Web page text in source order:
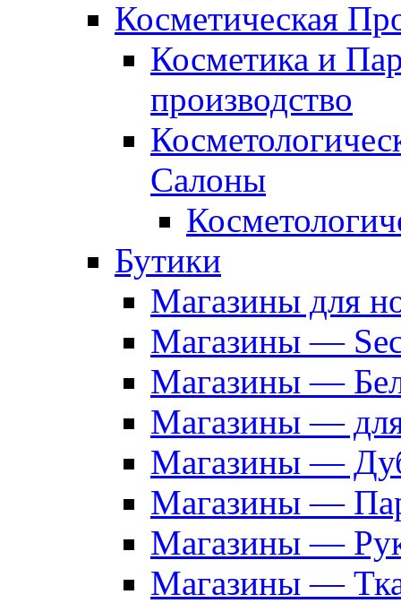
Косметическая
Косметика и
производство
Салоны
Бутики
Магазины для
Магазины —
Магазины —
Магазины —
Магазины —
Магазины —
Магазины —
Магазины —